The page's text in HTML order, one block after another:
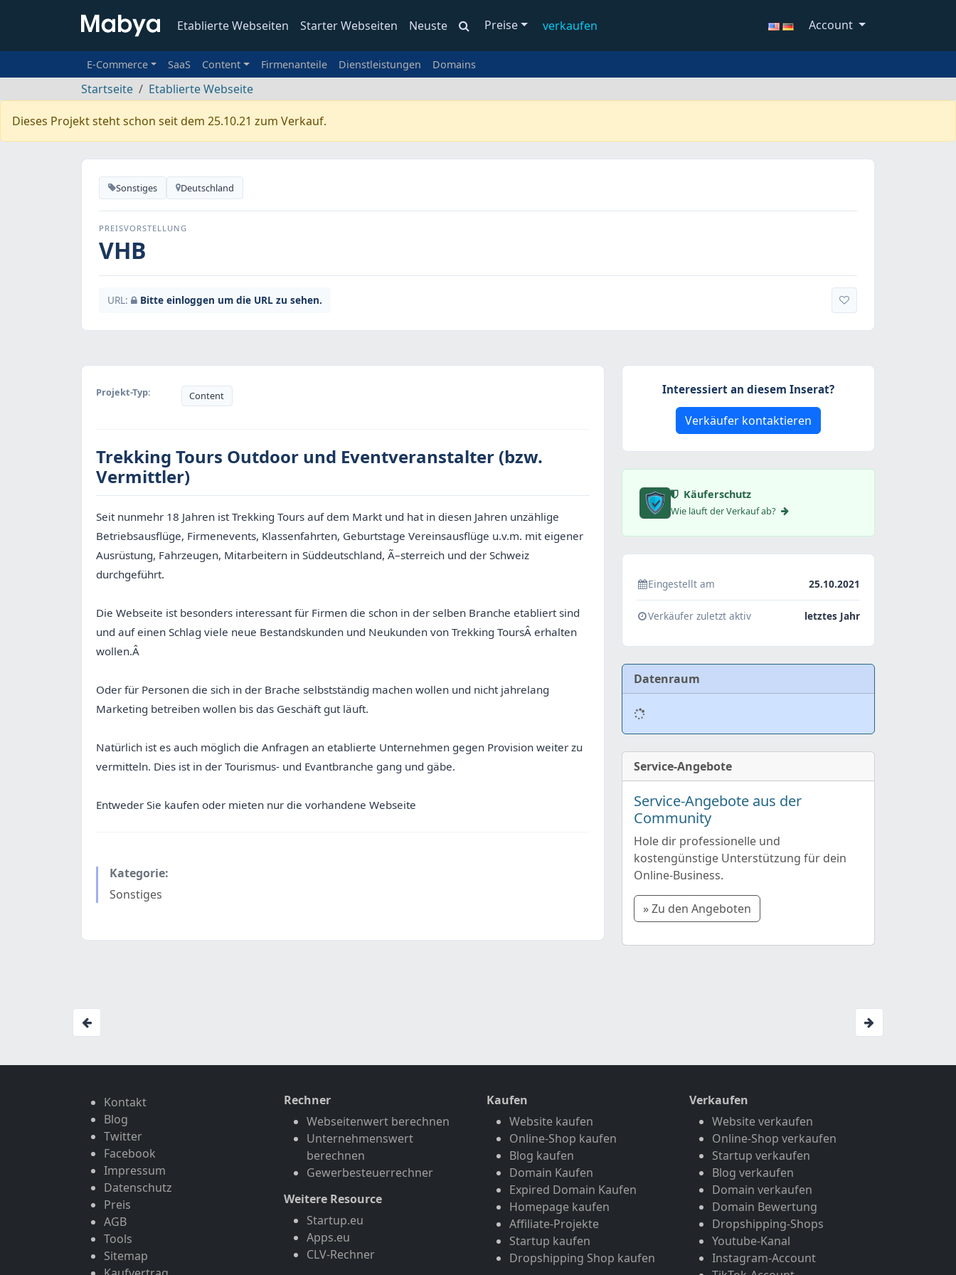
Etablierte Webseiten Starter Webseiten Neuste Preise verkaufen Account
E-Commerce SaaS Content Firmenanteile Dienstleistungen Domains
Startseite Etablierte Webseite
Dieses Projekt steht schon seit dem 25.10.21 zum Verkauf.
Sonstiges Deutschland
PREISVORSTELLUNG
VHB
URL: Bitte einloggen um die URL zu sehen.
Projekt-Typ: Content
Trekking Tours Outdoor und Eventveranstalter (bzw.
Vermittler)
Seit nunmehr 18 Jahren ist Trekking Tours auf dem Markt und hat in diesen Jahren unzählige
Betriebsausflüge, Firmenevents, Klassenfahrten, Geburtstage Vereinsausflüge u.v.m. mit eigener
Ausrüstung, Fahrzeugen, Mitarbeitern in Süddeutschland, Ã–sterreich und der Schweiz
durchgeführt.
Die Webseite ist besonders interessant für Firmen die schon in der selben Branche etabliert sind
und auf einen Schlag viele neue Bestandskunden und Neukunden von Trekking ToursÂ erhalten
wollen.Â
Oder für Personen die sich in der Brache selbstständig machen wollen und nicht jahrelang
Marketing betreiben wollen bis das Geschäft gut läuft.
Natürlich ist es auch möglich die Anfragen an etablierte Unternehmen gegen Provision weiter zu
vermitteln. Dies ist in der Tourismus- und Evantbranche gang und gäbe.
Entweder Sie kaufen oder mieten nur die vorhandene Webseite
Kategorie:
Sonstiges
Interessiert an diesem Inserat?
Verkäufer kontaktieren
Käuferschutz
Wie läuft der Verkauf ab?
Eingestellt am 25.10.2021
Verkäufer zuletzt aktiv letztes Jahr
Datenraum
Service-Angebote
Service-Angebote aus der
Community
Hole dir professionelle und
kostengünstige Unterstützung für dein
Online-Business.
» Zu den Angeboten
Kontakt
Blog
Twitter
Facebook
Impressum
Datenschutz
Preis
AGB
Tools
Sitemap
Rechner
Webseitenwert berechnen
Unternehmenswert
berechnen
Gewerbesteuerrechner
Weitere Resource
Startup.eu
Apps.eu
CLV-Rechner
Kaufen
Website kaufen
Online-Shop kaufen
Blog kaufen
Domain Kaufen
Expired Domain Kaufen
Homepage kaufen
Affiliate-Projekte
Startup kaufen
Dropshipping Shop kaufen
Verkaufen
Website verkaufen
Online-Shop verkaufen
Startup verkaufen
Blog verkaufen
Domain verkaufen
Domain Bewertung
Dropshipping-Shops
Youtube-Kanal
Instagram-Account